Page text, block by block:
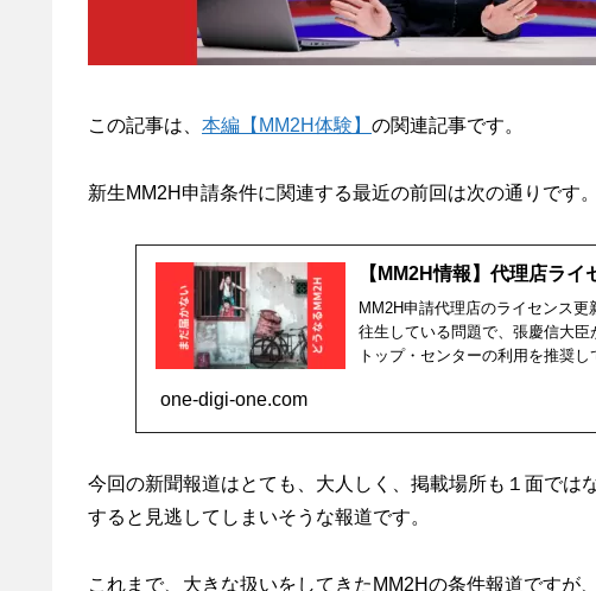
この記事は、 本編【MM2H体験】 の関連記事です。
新生MM2H申請条件に関連する最近の前回は次の通りです
【MM2H情報】代理店ラ
MM2H申請代理店のライセンス
往生している問題で、張慶信大
トップ・センターの利用を推奨し
one-digi-one.com
今回の新聞報道はとても、大人しく、掲載場所も１面では
すると見逃してしまいそうな報道です。
これまで、大きな扱いをしてきたMM2Hの条件報道ですが